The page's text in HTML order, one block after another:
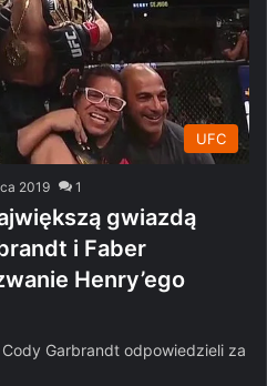
UFC
2019 1
gwiazdą
i Faber
Henry’ego
Garbrandt odpowiedzieli za